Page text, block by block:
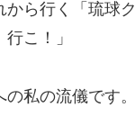
から行く「琉球
こ！」
私の流儀です